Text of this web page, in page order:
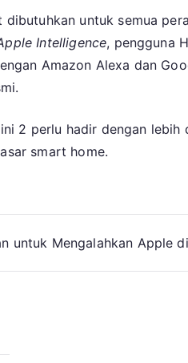
dibutuhkan untuk semua
Intelligence, pengguna
Amazon Alexa dan
2 perlu hadir dengan
smart home.
untuk Mengalahkan Apple